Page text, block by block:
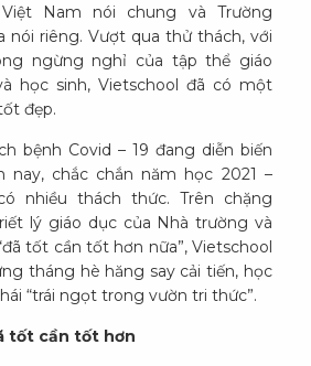
Nam nói chung và Trường
nói riêng. Vượt qua thử thách, với
ngừng nghỉ của tập thể giáo
học sinh, Vietschool đã có một
đẹp.
bệnh Covid – 19 đang diễn biến
nay, chắc chắn năm học 2021 –
nhiều thách thức. Trên chặng
lý giáo dục của Nhà trường và
tốt cần tốt hơn nữa”, Vietschool
tháng hè hăng say cải tiến, học
“trái ngọt trong vườn tri thức”.
tốt cần tốt hơn